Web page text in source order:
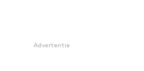
Advertentie